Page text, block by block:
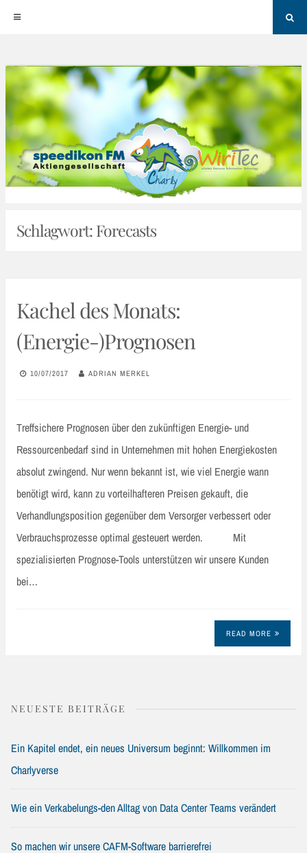
content
Schlagwort:Forecasts
Kachel des Monats:
(Energie-)Prognosen
10/07/2017 ADRIAN MERKEL
Treffsichere Prognosen über den zukünftigen Energie- und
Ressourcenbedarf sind in Unternehmen mit hohen Energiekosten
absolut zwingend. Nur wenn bekannt ist, wie viel Energie wann
benötigt wird, kann zu vorteilhafteren Preisen gekauft, die
Verhandlungsposition gegenüber dem Versorger verbessert oder
Verbrauchsprozesse optimal gesteuert werden. Mit
spezialisierten Prognose-Tools unterstützen wir unsere Kunden
bei…
READ MORE
NEUESTE BEITRÄGE
Ein Kapitel endet, ein neues Universum beginnt: Willkommen im
Charlyverse
Wie ein Verkabelungs-den Alltag von Data Center Teams verändert
So machen wir unsere CAFM-Software barrierefrei